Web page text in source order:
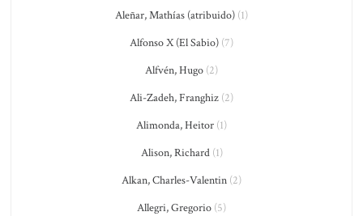
Aleñar, Mathías (atribuido) (1)
Alfonso X (El Sabio) (7)
Alfvén, Hugo (2)
Ali-Zadeh, Franghiz (2)
Alimonda, Heitor (1)
Alison, Richard(1)
Alkan, Charles-Valentin (2)
Allegri, Gregorio (5)